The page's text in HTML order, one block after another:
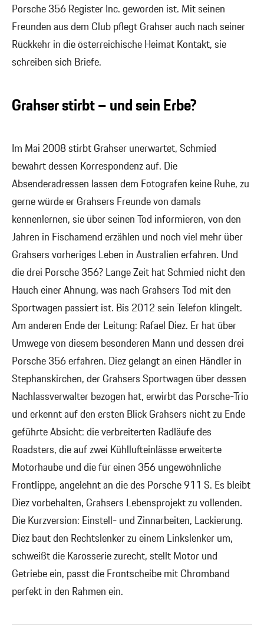
Porsche 356 Register Inc. geworden ist. Mit seinen
Freunden aus dem Club pflegt Grahser auch nach seiner
Rückkehr in die österreichische Heimat Kontakt, sie
schreiben sich Briefe.
Grahser stirbt – und sein Erbe?
Im Mai 2008 stirbt Grahser unerwartet, Schmied
bewahrt dessen Korrespondenz auf. Die
Absenderadressen lassen dem Fotografen keine Ruhe, zu
gerne würde er Grahsers Freunde von damals
kennenlernen, sie über seinen Tod informieren, von den
Jahren in Fischamend erzählen und noch viel mehr über
Grahsers vorheriges Leben in Australien erfahren. Und
die drei Porsche 356? Lange Zeit hat Schmied nicht den
Hauch einer Ahnung, was nach Grahsers Tod mit den
Sportwagen passiert ist. Bis 2012 sein Telefon klingelt.
Am anderen Ende der Leitung: Rafael Diez. Er hat über
Umwege von diesem besonderen Mann und dessen drei
Porsche 356 erfahren. Diez gelangt an einen Händler in
Stephanskirchen, der Grahsers Sportwagen über dessen
Nachlassverwalter bezogen hat, erwirbt das Porsche-Trio
und erkennt auf den ersten Blick Grahsers nicht zu Ende
geführte Absicht: die verbreiterten Radläufe des
Roadsters, die auf zwei Kühllufteinlässe erweiterte
Motorhaube und die für einen 356 ungewöhnliche
Frontlippe, angelehnt an die des Porsche 911 S. Es bleibt
Diez vorbehalten, Grahsers Lebensprojekt zu vollenden.
Die Kurzversion: Einstell- und Zinnarbeiten, Lackierung.
Diez baut den Rechtslenker zu einem Linkslenker um,
schweißt die Karosserie zurecht, stellt Motor und
Getriebe ein, passt die Frontscheibe mit Chromband
perfekt in den Rahmen ein.